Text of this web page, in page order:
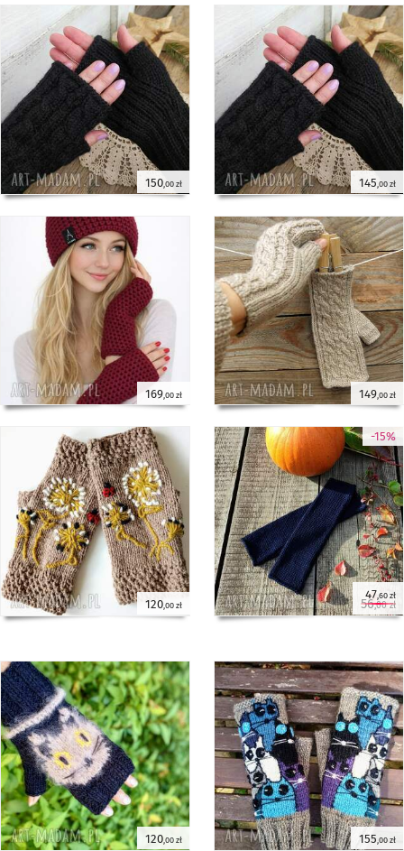
150,00 zł 145,00 zł
169,00 zł 149,00 zł
120,00 zł
-15%
47,60 zł
56,00 zł
120,00 zł 155,00 zł